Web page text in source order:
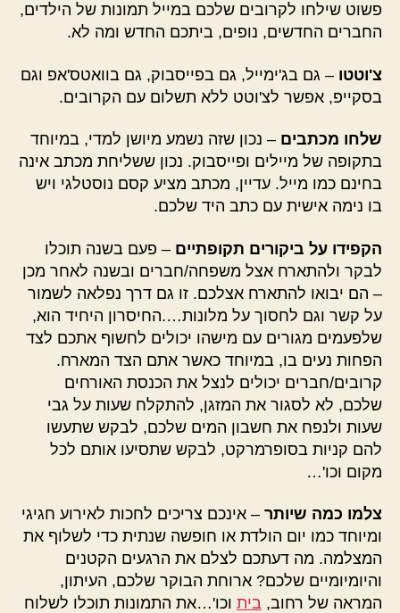
פשוט שילחו לקרובים שלכם במייל תמונות של הילדים,
החברים החדשים, נופים, ביתכם החדש ומה לא.
צ'וטטו – גם בג'ימייל, גם בפייסבוק, גם בוואטס'אפ וגם
בסקייפ, אפשר לצ'וטט ללא תשלום עם הקרובים.
שלחו מכתבים – נכון שזה נשמע מיושן למדי, במיוחד
בתקופה של מיילים ופייסבוק. נכון ששליחת מכתב אינה
בחינם כמו מייל. עדיין, מכתב מציע קסם נוסטלגי ויש
בו נימה אישית עם כתב היד שלכם.
הקפידו על ביקורים תקופתיים – פעם בשנה תוכלו
לבקר ולהתארח אצל משפחה/חברים ובשנה לאחר מכן
– הם יבואו להתארח אצלכם. זו גם דרך נפלאה לשמור
על קשר וגם לחסוך על מלונות….החיסרון היחיד הוא,
שלפעמים מגורים עם מישהו יכולים לחשוף אתכם לצד
הפחות נעים בו, במיוחד כאשר אתם הצד המארח.
קרובים/חברים יכולים לנצל את הכנסת האורחים
שלכם, לא לסגור את המזגן, להתקלח שעות על גבי
שעות ולנפח את חשבון המים שלכם, לבקש שתעשו
להם קניות בסופרמרקט, לבקש שתסיעו אותם לכל
מקום וכו'…
צלמו כמה שיותר – אינכם צריכים לחכות לאירוע חגיגי
ומיוחד כמו יום הולדת או חופשה שנתית כדי לשלוף את
המצלמה. מה דעתכם לצלם את הרגעים הקטנים
והיומיומיים שלכם? ארוחת הבוקר שלכם, העיתון,
המראה של רחוב, בית וכו'…את התמונות תוכלו לשלוח